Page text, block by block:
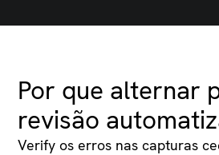
Por que alternar
revisão
Verify os erros nas capturas